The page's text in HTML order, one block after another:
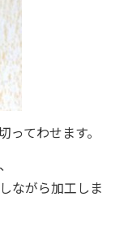
てわせます。
ながら加工しま